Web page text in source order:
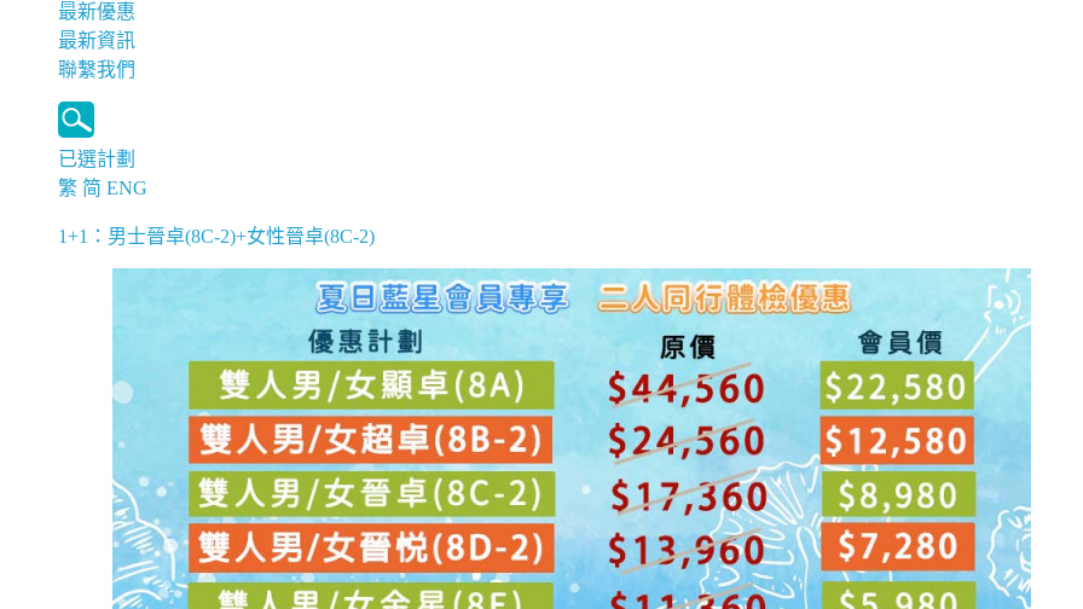
最新優惠
最新資訊
聯繫我們
已選計劃
繁 简 ENG
1+1：男士晉卓(8C-2)+女性晉卓(8C-2)